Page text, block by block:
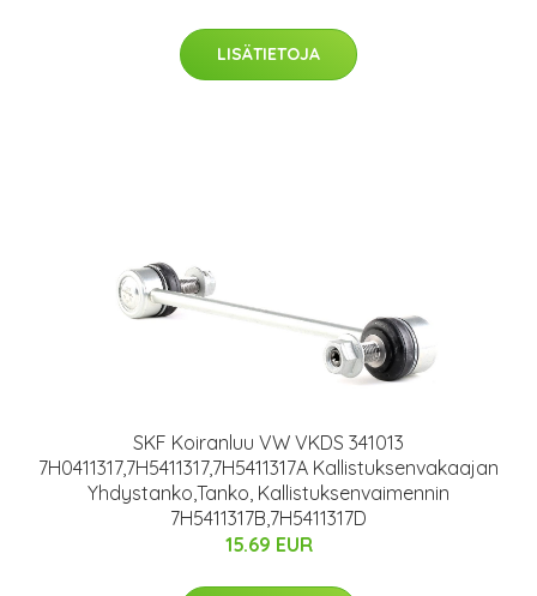
LISÄTIETOJA
SKF Koiranluu VW VKDS 341013
7H0411317,7H5411317,7H5411317A Kallistuksenvakaajan
Yhdystanko,Tanko, Kallistuksenvaimennin
7H5411317B,7H5411317D
15.69 EUR